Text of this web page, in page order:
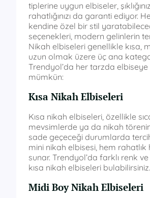
tiplerine uygun elbiseler,
rahatlığınızı da garanti ediyor.
kendine özel bir stil
seçenekleri, modern gelinlerin
Nikah elbiseleri genellikle kısa,
uzun olmak üzere üç ana
Trendyol’da her tarzda
mümkün:
Kısa Nikah Elbiseleri
Kısa nikah elbiseleri, özellikle
mevsimlerde ya da nikah
sade geçeceği durumlarda
mini nikah elbisesi, hem rahatlık
sunar. Trendyol’da farklı renk
kısa nikah elbiseleri bulabilirsiniz.
Midi Boy Nikah Elbiseleri